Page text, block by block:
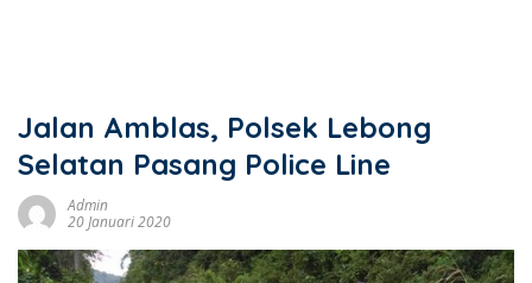
Jalan Amblas, Polsek Lebong
Selatan Pasang Police Line
Admin
20 Januari 2020